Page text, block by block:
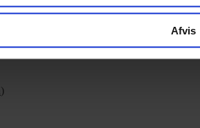
Afvis
& hosting by Webhuset Ballum ApS
)